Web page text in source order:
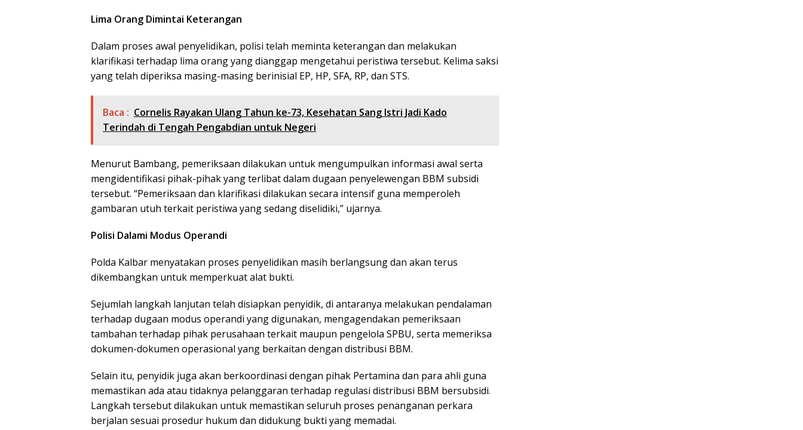
Lima Orang Dimintai Keterangan
Dalam proses awal penyelidikan, polisi telah meminta keterangan dan melakukan
klarifikasi terhadap lima orang yang dianggap mengetahui peristiwa tersebut. Kelima saksi
yang telah diperiksa masing-masing berinisial EP, HP, SFA, RP, dan STS.
Baca : Cornelis Rayakan Ulang Tahun ke-73, Kesehatan Sang Istri Jadi Kado
Terindah di Tengah Pengabdian untuk Negeri
Menurut Bambang, pemeriksaan dilakukan untuk mengumpulkan informasi awal serta
mengidentifikasi pihak-pihak yang terlibat dalam dugaan penyelewengan BBM subsidi
tersebut. “Pemeriksaan dan klarifikasi dilakukan secara intensif guna memperoleh
gambaran utuh terkait peristiwa yang sedang diselidiki,” ujarnya.
Polisi Dalami Modus Operandi
Polda Kalbar menyatakan proses penyelidikan masih berlangsung dan akan terus
dikembangkan untuk memperkuat alat bukti.
Sejumlah langkah lanjutan telah disiapkan penyidik, di antaranya melakukan pendalaman
terhadap dugaan modus operandi yang digunakan, mengagendakan pemeriksaan
tambahan terhadap pihak perusahaan terkait maupun pengelola SPBU, serta memeriksa
dokumen-dokumen operasional yang berkaitan dengan distribusi BBM.
Selain itu, penyidik juga akan berkoordinasi dengan pihak Pertamina dan para ahli guna
memastikan ada atau tidaknya pelanggaran terhadap regulasi distribusi BBM bersubsidi.
Langkah tersebut dilakukan untuk memastikan seluruh proses penanganan perkara
berjalan sesuai prosedur hukum dan didukung bukti yang memadai.